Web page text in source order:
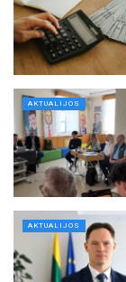
AKTUALIJOS
AKTUALIJOS